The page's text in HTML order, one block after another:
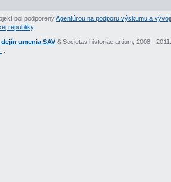
bol podporenýAgentúrou na podporu výskumu a
republiky.
umenia SAV & Societas historiae artium, 2008 -